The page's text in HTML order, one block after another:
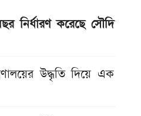
নির্ধারণ করেছে সৌদি
উদ্ধৃতি দিয়ে এক